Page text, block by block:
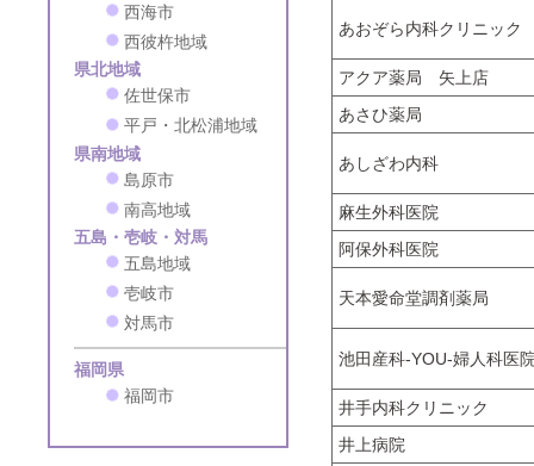
あおぞら内科クリニック
アクア薬局 矢上店
あさひ薬局
あしざわ内科
麻生外科医院
阿保外科医院
天本愛命堂調剤薬局
池田産科-YOU-婦人科医
井手内科クリニック
井上病院
西海市
西彼杵地域
県北地域
佐世保市
平戸・北松浦地域
県南地域
島原市
南高地域
五島・壱岐・対馬
五島地域
壱岐市
対馬市
福岡県
福岡市